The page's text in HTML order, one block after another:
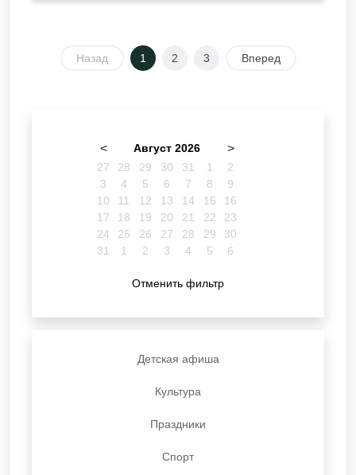
Назад 1 2 3 Вперед
< Август 2026 >
27 28 29 30 31 1
2
3
4 5 6 7 8
9
10
11 12 13 14 15
16
17
18 19 20 21 22
23
24
25 26 27 28 29
30
31
1 2 3 4 5 6
Отменить фильтр
Детская афиша
Культура
Праздники
Спорт